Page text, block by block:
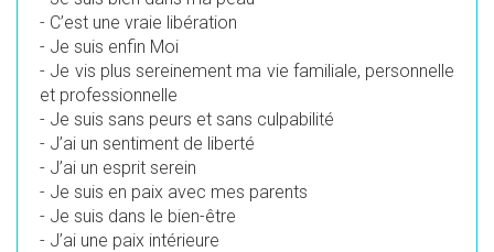
- C’est une vraie libération
- Je suis enfin Moi
- Je vis plus sereinement ma vie familiale, personnelle
et professionnelle
- Je suis sans peurs et sans culpabilité
- J’ai un sentiment de liberté
- J’ai un esprit serein
- Je suis en paix avec mes parents
- Je suis dans le bien-être
- J’ai une paix intérieure